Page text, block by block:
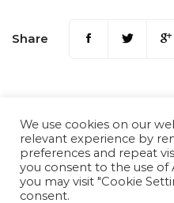
Share
We use cookies on our
relevant experience by
preferences and repeat
you consent to the use of
you may visit "Cookie
consent.